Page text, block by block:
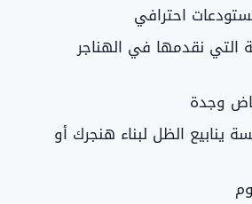
احترافي
التي نقدمها في الهناجر
وجدة
ينابيع الظل لبناء هنجرك أو